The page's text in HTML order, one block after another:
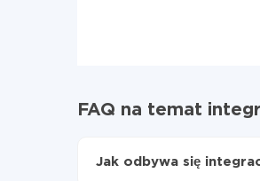
FAQ na temat
Jak odbywa się